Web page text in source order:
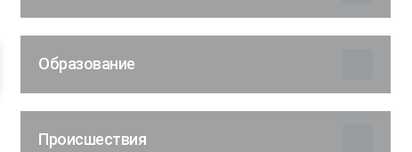
Образование
Происшествия